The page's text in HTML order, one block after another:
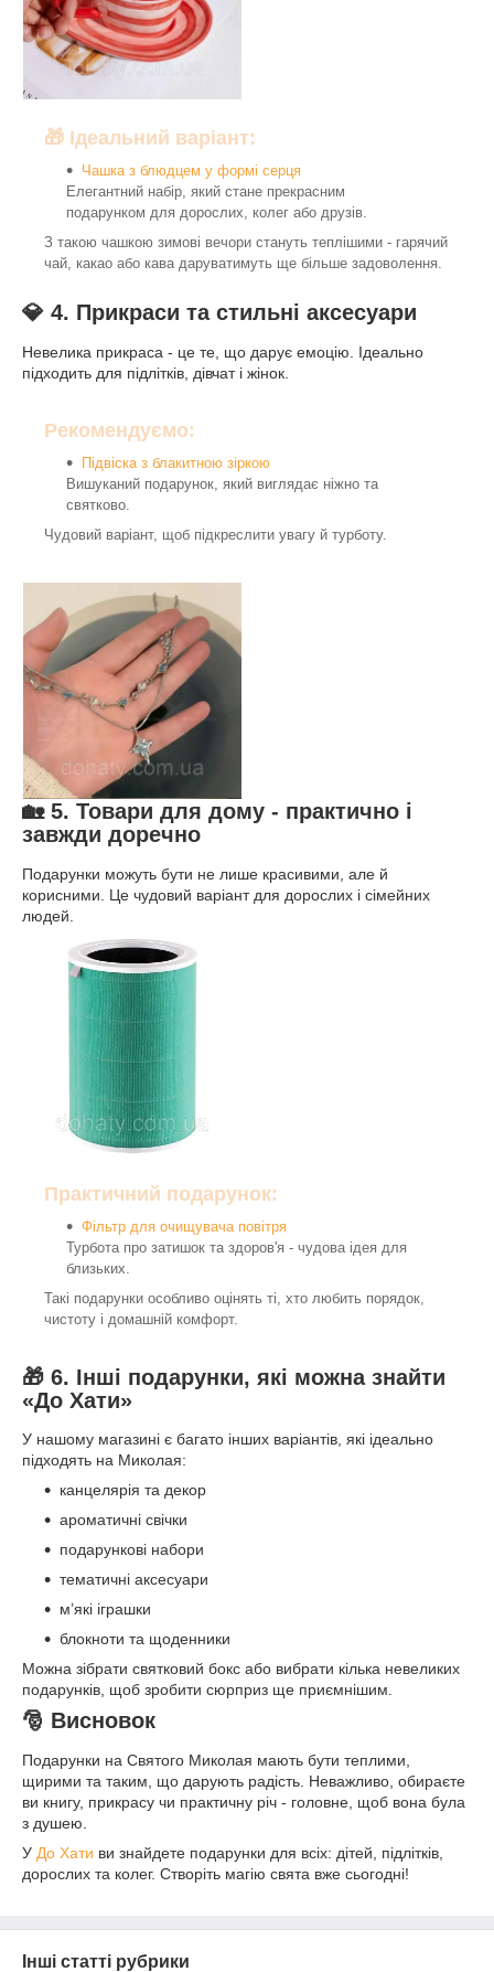
🎁 Ідеальний варіант:
Чашка з блюдцем у формі серця
Елегантний набір, який стане прекрасним
подарунком для дорослих, колег або друзів.
З такою чашкою зимові вечори стануть теплішими - гарячий
чай, какао або кава даруватимуть ще більше задоволення.
💎 4. Прикраси та стильні аксесуари
Невелика прикраса - це те, що дарує емоцію. Ідеально
підходить для підлітків, дівчат і жінок.
Рекомендуємо:
Підвіска з блакитною зіркою
Вишуканий подарунок, який виглядає ніжно та
святково.
Чудовий варіант, щоб підкреслити увагу й турботу.
🏡 5. Товари для дому - практично і
завжди доречно
Подарунки можуть бути не лише красивими, але й
корисними. Це чудовий варіант для дорослих і сімейних
людей.
Практичний подарунок:
Фільтр для очищувача повітря
Турбота про затишок та здоров'я - чудова ідея для
близьких.
Такі подарунки особливо оцінять ті, хто любить порядок,
чистоту і домашній комфорт.
🎁 6. Інші подарунки, які можна знайти
«До Хати»
У нашому магазині є багато інших варіантів, які ідеально
підходять на Миколая:
канцелярія та декор
ароматичні свічки
подарункові набори
тематичні аксесуари
м’які іграшки
блокноти та щоденники
Можна зібрати святковий бокс або вибрати кілька невеликих
подарунків, щоб зробити сюрприз ще приємнішим.
🎅 Висновок
Подарунки на Святого Миколая мають бути теплими,
щирими та таким, що дарують радість. Неважливо, обираєте
ви книгу, прикрасу чи практичну річ - головне, щоб вона була
з душею.
У До Хати ви знайдете подарунки для всіх: дітей, підлітків,
дорослих та колег. Створіть магію свята вже сьогодні!
Інші статті рубрики